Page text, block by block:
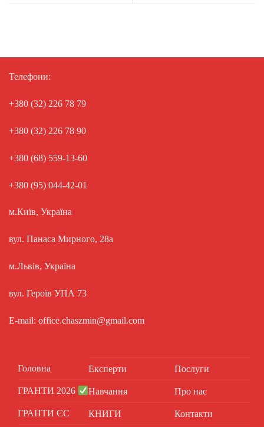
Телефони:
+380 (32) 226 78 79
+380 (32) 226 78 90
+380 (68) 559-13-60
+380 (95) 044-42-01
м.Київ, Україна
вул. Панаса Мирного, 28а
м.Львів, Україна
вул. Героїв УПА 73
E-mail: office.chaszmin@gmail.com
Головна
ГРАНТИ 2026
ГРАНТИ ЄС
Експерти
Навчання
КНИГИ
Послуги
Про нас
Контакти